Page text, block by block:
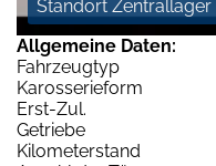
Standort Zentrallager
Allgemeine Daten:
Fahrzeugtyp
Karosserieform
Erst-Zul.
Getriebe
Kilometerstand